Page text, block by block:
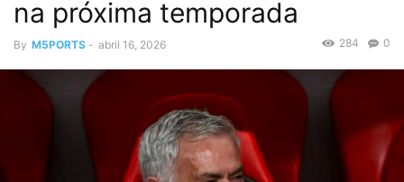
na próxima temporada
By M5PORTS - abril 16, 2026 0
284